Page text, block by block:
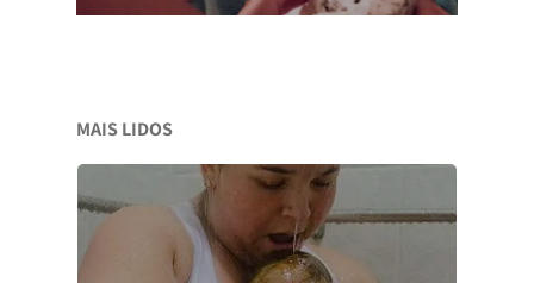
MAIS LIDOS
Parto Hospitalar
Junte-Se A Nós!
Equipe
Canal TV ME
Contato